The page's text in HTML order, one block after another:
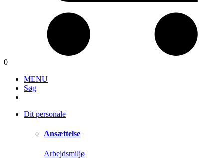
0
MENU
Søg
Dit personale
Ansættelse
Arbejdsmiljø